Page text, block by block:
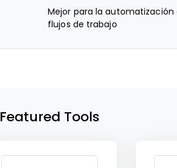
Mejor para la automatización
flujos de trabajo
Featured Tools